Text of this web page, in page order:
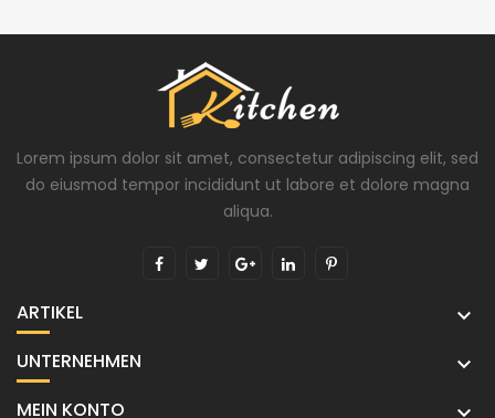
Lorem ipsum dolor sit amet, consectetur adipiscing elit, sed
do eiusmod tempor incididunt ut labore et dolore magna
aliqua.
ARTIKEL 
UNTERNEHMEN 
MEIN KONTO